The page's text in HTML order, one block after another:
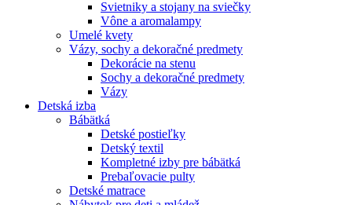
Svietniky a stojany na sviečky
Vône a aromalampy
Umelé kvety
Vázy, sochy a dekoračné predmety
Dekorácie na stenu
Sochy a dekoračné predmety
Vázy
Detská izba
Bábätká
Detské postieľky
Detský textil
Kompletné izby pre bábätká
Prebaľovacie pulty
Detské matrace